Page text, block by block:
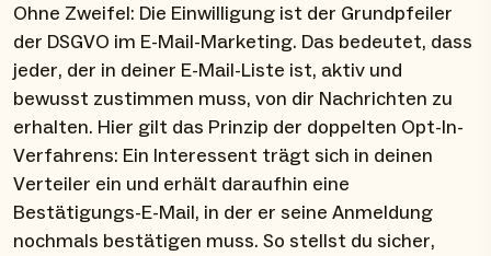
Ohne Zweifel: Die Einwilligung ist der Grundpfeiler
der DSGVO im E-Mail-Marketing. Das bedeutet, dass
jeder, der in deiner E-Mail-Liste ist, aktiv und
bewusst zustimmen muss, von dir Nachrichten zu
erhalten. Hier gilt das Prinzip der doppelten Opt-In-
Verfahrens: Ein Interessent trägt sich in deinen
Verteiler ein und erhält daraufhin eine
Bestätigungs-E-Mail, in der er seine Anmeldung
nochmals bestätigen muss. So stellst du sicher,